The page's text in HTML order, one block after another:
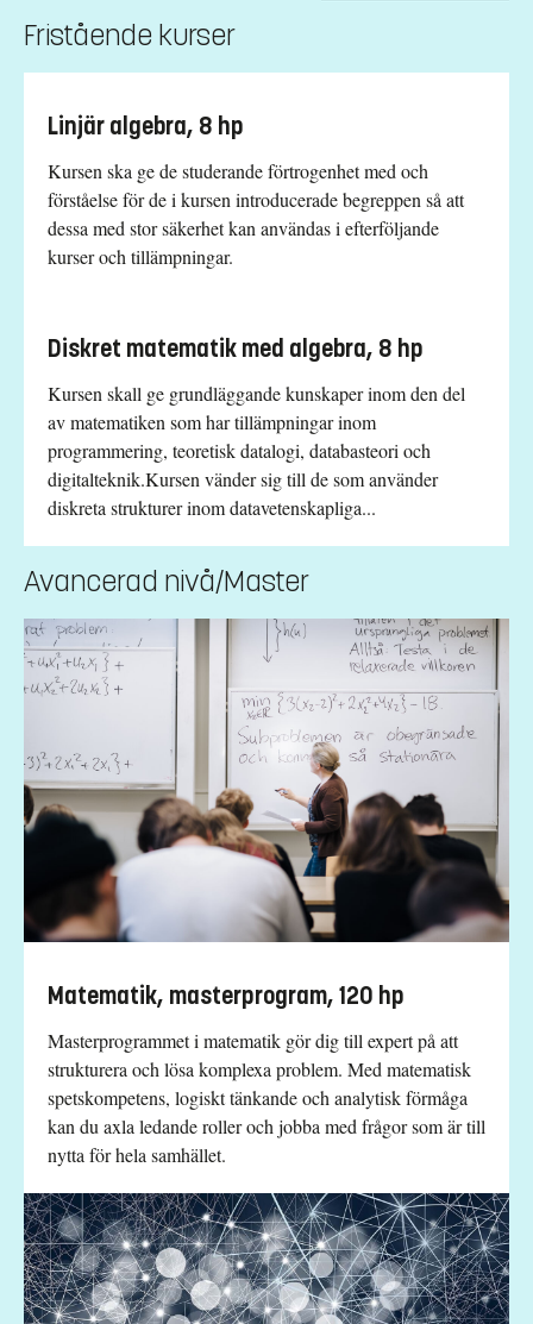
Fristående kurser
Linjär algebra, 8 hp
Kursen ska ge de studerande förtrogenhet med och
förståelse för de i kursen introducerade begreppen så att
dessa med stor säkerhet kan användas i efterföljande
kurser och tillämpningar.
Diskret matematik med algebra, 8 hp
Kursen skall ge grundläggande kunskaper inom den del
av matematiken som har tillämpningar inom
programmering, teoretisk datalogi, databasteori och
digitalteknik.Kursen vänder sig till de som använder
diskreta strukturer inom datavetenskapliga...
Avancerad nivå/Master
Matematik, masterprogram, 120 hp
Masterprogrammet i matematik gör dig till expert på att
strukturera och lösa komplexa problem. Med matematisk
spetskompetens, logiskt tänkande och analytisk förmåga
kan du axla ledande roller och jobba med frågor som är till
nytta för hela samhället.